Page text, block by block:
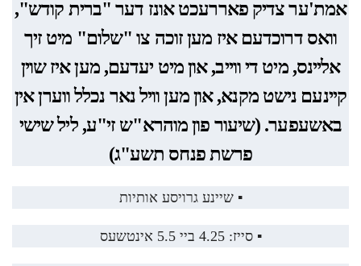
אמת'ער צדיק פאררעכט אונז דער "ברית קודש",
וואס דרוכדעם איז מען זוכה צו "שלום" מיט זיך
אליינס, מיט די ווייב, און מיט יעדעם, מען איז שוין
קיינעם נישט מקנא, און מען וויל נאר נכלל ווערן אין
באשעפער. (שיעור פון מוהרא"ש זי"ע, ליל שישי
פרשת פנחס תשע"ג)
▪️ שיינע גרויסע אותיות
▪️ סייז: 4.25 ביי 5.5 אינטשעס